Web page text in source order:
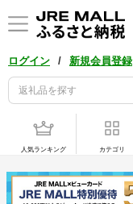
ログイン / 新規会員登録
人気ランキング カテゴリ